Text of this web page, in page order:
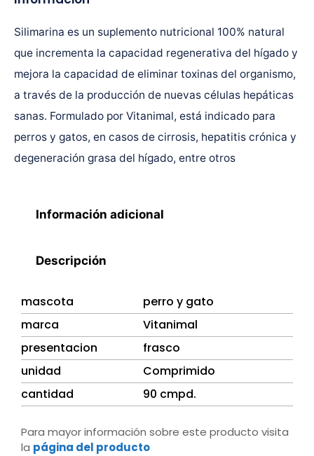
Silimarina es un suplemento nutricional 100% natural
que incrementa la capacidad regenerativa del hígado y
mejora la capacidad de eliminar toxinas del organismo,
a través de la producción de nuevas células hepáticas
sanas. Formulado por Vitanimal, está indicado para
perros y gatos, en casos de cirrosis, hepatitis crónica y
degeneración grasa del hígado, entre otros
Información adicional
Descripción
mascota
perro y gato
marca
Vitanimal
presentacion
frasco
unidad
Comprimido
cantidad
90 cmpd.
Para mayor información sobre este producto visita
la página del producto